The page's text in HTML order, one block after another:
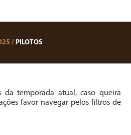
/ PILOTOS
da temporada atual, caso queira
favor navegar pelos filtros de